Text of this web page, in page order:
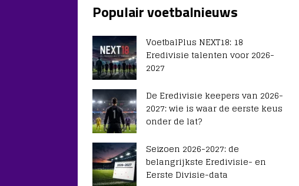
Populair voetbalnieuws
VoetbalPlus NEXT18: 18
Eredivisie talenten voor 2026-
2027
De Eredivisie keepers van 2026-
2027: wie is waar de eerste keus
onder de lat?
Seizoen 2026-2027: de
belangrijkste Eredivisie- en
Eerste Divisie-data